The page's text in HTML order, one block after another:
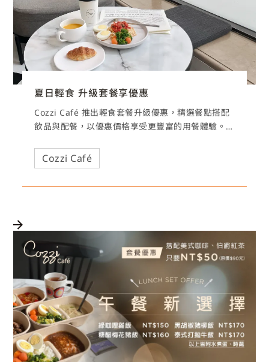
夏日輕食 升級套餐享優惠
Cozzi Café 推出輕食套餐升級優惠，精選餐點搭配
飲品與配餐，以優惠價格享受更豐富的用餐體驗。
味。
Cozzi Café